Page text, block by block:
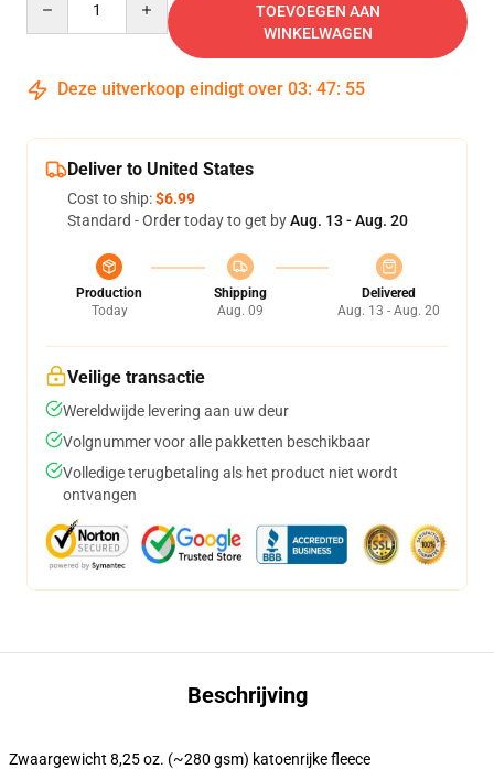
TOEVOEGEN AAN
WINKELWAGEN
Deze uitverkoop eindigt over 03: 47: 54
Deliver to United States
Cost to ship:$6.99
Standard - Order today to get byAug. 13 - Aug. 20
Production
Today
Shipping
Aug. 09
Delivered
Aug. 13 - Aug. 20
Veilige transactie
Wereldwijde levering aan uw deur
Volgnummer voor alle pakketten beschikbaar
Volledige terugbetaling als het product niet wordt
ontvangen
Beschrijving
Zwaargewicht 8,25 oz. (~280 gsm) katoenrijke fleece